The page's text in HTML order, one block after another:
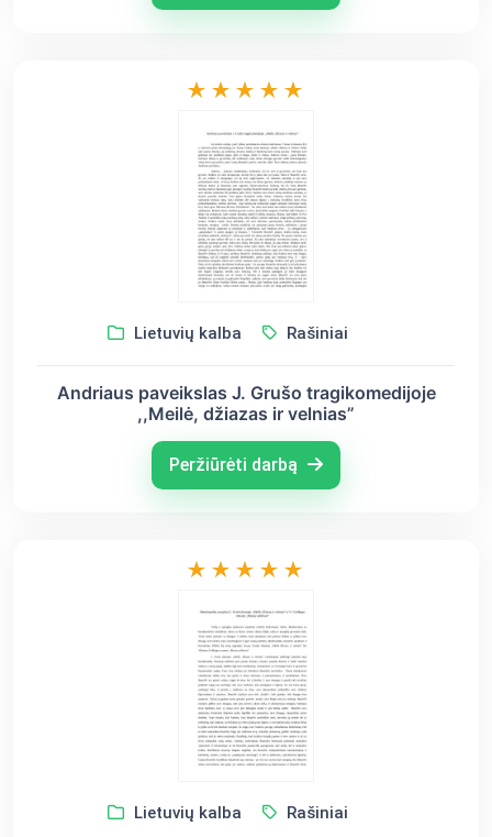
Lietuvių kalba Rašiniai
Andriaus paveikslas J. Grušo tragikomedijoje
,,Meilė, džiazas ir velnias”
Peržiūrėti darbą
Lietuvių kalba Rašiniai